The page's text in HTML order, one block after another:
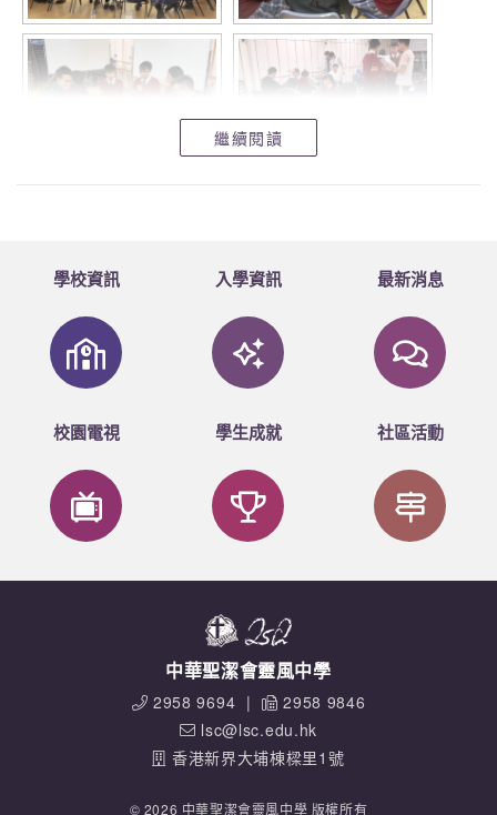
繼續閱讀
學校資訊 入學資訊 最新消息
校園電視 學生成就 社區活動
中華聖潔會靈風中學
2958 9694 |
2958 9846
lsc@lsc.edu.hk
香港新界大埔棟樑里1號
© 2026 中華聖潔會靈風中學 版權所有